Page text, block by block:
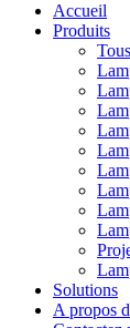
Accueil
Produits
Solutions
A propos